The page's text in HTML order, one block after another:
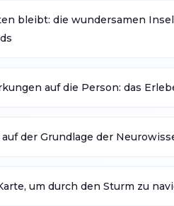
bleibt: die wundersamen
auf die Person: das
der Grundlage der
um durch den Sturm zu